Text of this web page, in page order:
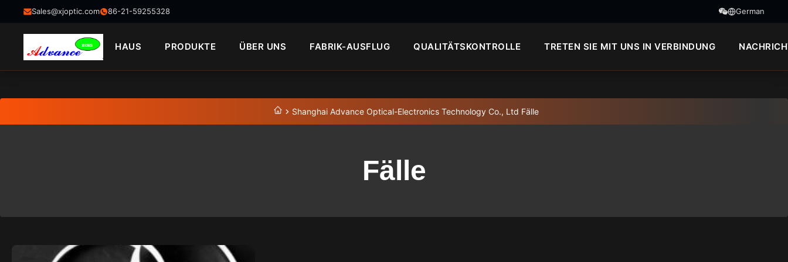
Sales@xjoptic.com 86-21-59255328 German
HAUS PRODUKTE ÜBER UNS FABRIK-AUSFLUG QUALITÄTSKONTROLLE TRETEN SIE MIT UNS IN VERBINDUNG
Shanghai Advance Optical-Electronics Technology Co., Ltd Fälle
Fälle